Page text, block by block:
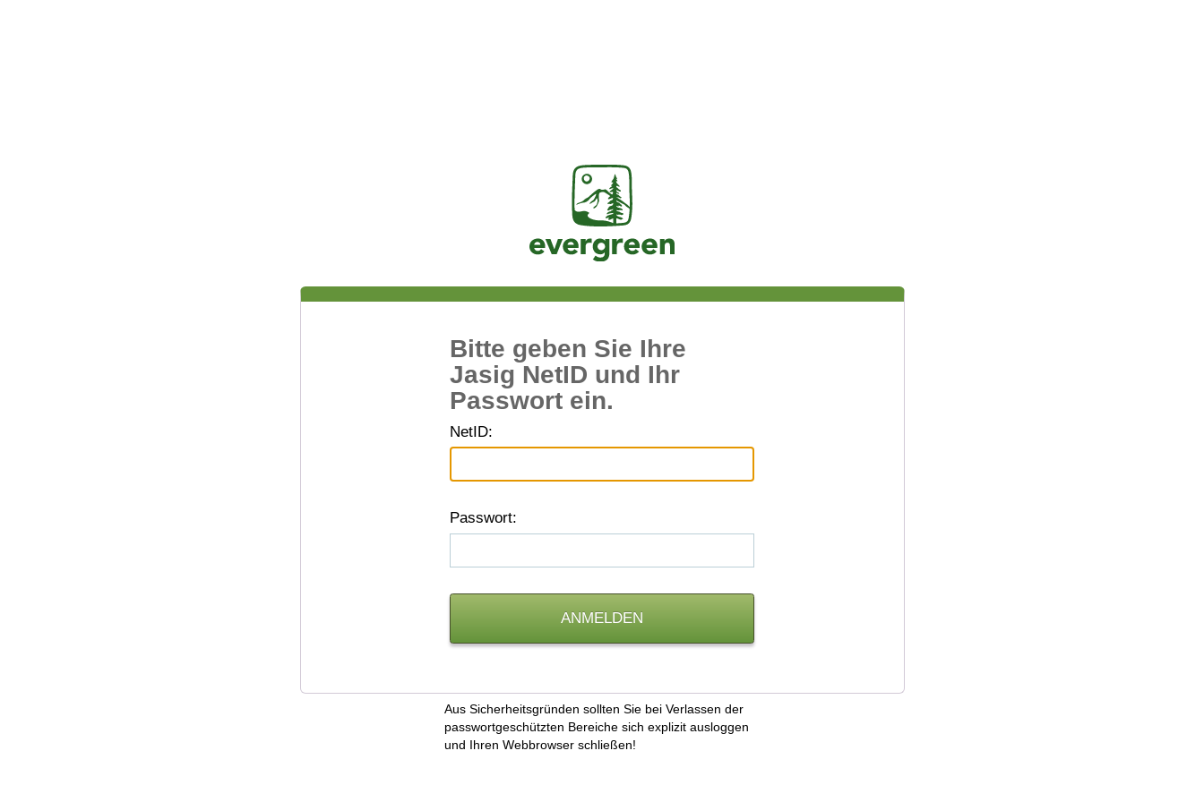
Jasig
Bitte geben Sie Ihre
Jasig NetID und Ihr
Passwort ein.
NetID:
Passwort:
Aus Sicherheitsgründen sollten Sie bei Verlassen der
passwortgeschützten Bereiche sich explizit ausloggen
und Ihren Webbrowser schließen!